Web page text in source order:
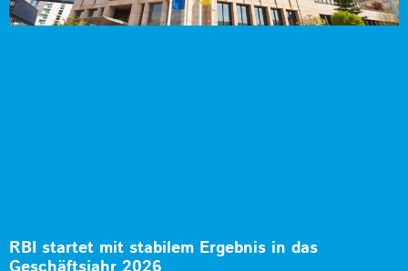
RBI startet mit stabilem Ergebnis in das